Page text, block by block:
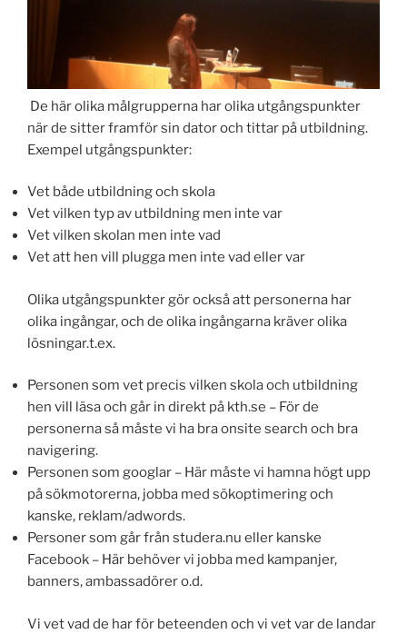
De här olika målgrupperna har olika utgångspunkter
när de sitter framför sin dator och tittar på utbildning.
Exempel utgångspunkter:
Vet både utbildning och skola
Vet vilken typ av utbildning men inte var
Vet vilken skolan men inte vad
Vet att hen vill plugga men inte vad eller var
Olika utgångspunkter gör också att personerna har
olika ingångar, och de olika ingångarna kräver olika
lösningar.t.ex.
Personen som vet precis vilken skola och utbildning
hen vill läsa och går in direkt på kth.se – För de
personerna så måste vi ha bra onsite search och bra
navigering.
Personen som googlar – Här måste vi hamna högt upp
på sökmotorerna, jobba med sökoptimering och
kanske, reklam/adwords.
Personer som går från studera.nu eller kanske
Facebook – Här behöver vi jobba med kampanjer,
banners, ambassadörer o.d.
Vi vet vad de har för beteenden och vi vet var de landar